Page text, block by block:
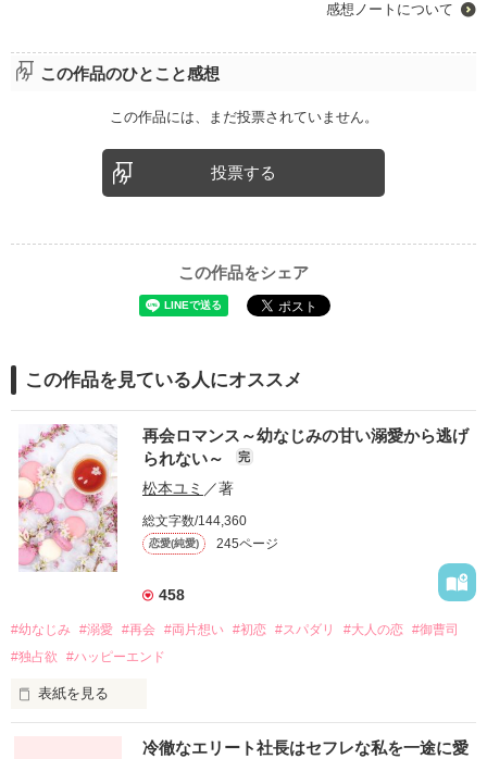
感想ノートについて
この作品のひとこと感想
この作品には、まだ投票されていません。
投票する
この作品をシェア
この作品を見ている人にオススメ
再会ロマンス～幼なじみの甘い溺愛から逃げ
られない～
完
松本ユミ ／著
総文字数/144,360
恋愛(純愛) 245ページ
458
#幼なじみ #溺愛 #再会 #両片想い #初恋 #スパダリ #大人の恋 #御曹司
#独占欲
#ハッピーエンド
表紙を見る
冷徹なエリート社長はセフレな私を一途に愛